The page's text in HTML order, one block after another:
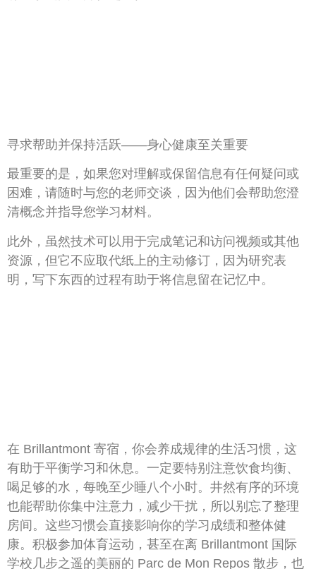
寻求帮助并保持活跃——身心健康至关重要
最重要的是，如果您对理解或保留信息有任何疑问或
困难，请随时与您的老师交谈，因为他们会帮助您澄
清概念并指导您学习材料。
此外，虽然技术可以用于完成笔记和访问视频或其他
资源，但它不应取代纸上的主动修订，因为研究表
明，写下东西的过程有助于将信息留在记忆中。
在 Brillantmont 寄宿，你会养成规律的生活习惯，这
有助于平衡学习和休息。一定要特别注意饮食均衡、
喝足够的水，每晚至少睡八个小时。井然有序的环境
也能帮助你集中注意力，减少干扰，所以别忘了整理
房间。这些习惯会直接影响你的学习成绩和整体健
康。积极参加体育运动，甚至在离 Brillantmont 国际
学校几步之遥的美丽的 Parc de Mon Repos 散步，也